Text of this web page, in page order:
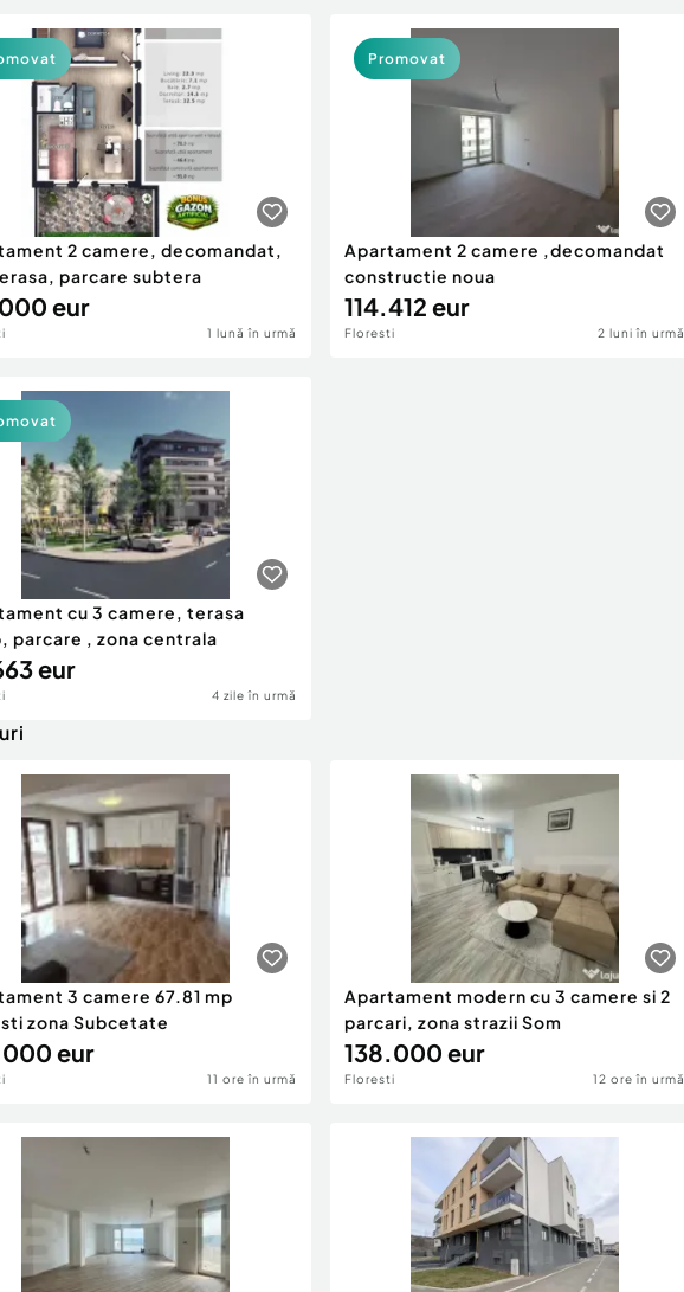
2 camere, decomandat,
parcare subtera
eur
1 lună în urmă
Apartament 2 camere ,decomandat
constructie noua
114.412 eur
Floresti 2 luni în urmă
Promovat
cu 3 camere, terasa
parcare , zona centrala
eur
4 zile în urmă
3 camere 67.81 mp
zona Subcetate
eur
11 ore în urmă
Apartament modern cu 3 camere si 2
parcari, zona strazii Som
138.000 eur
Floresti 12 ore în urmă